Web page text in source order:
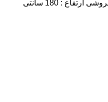
تاج گل طبیعی استند تک طبقه فروشی ارتفاع : 180 سانتی